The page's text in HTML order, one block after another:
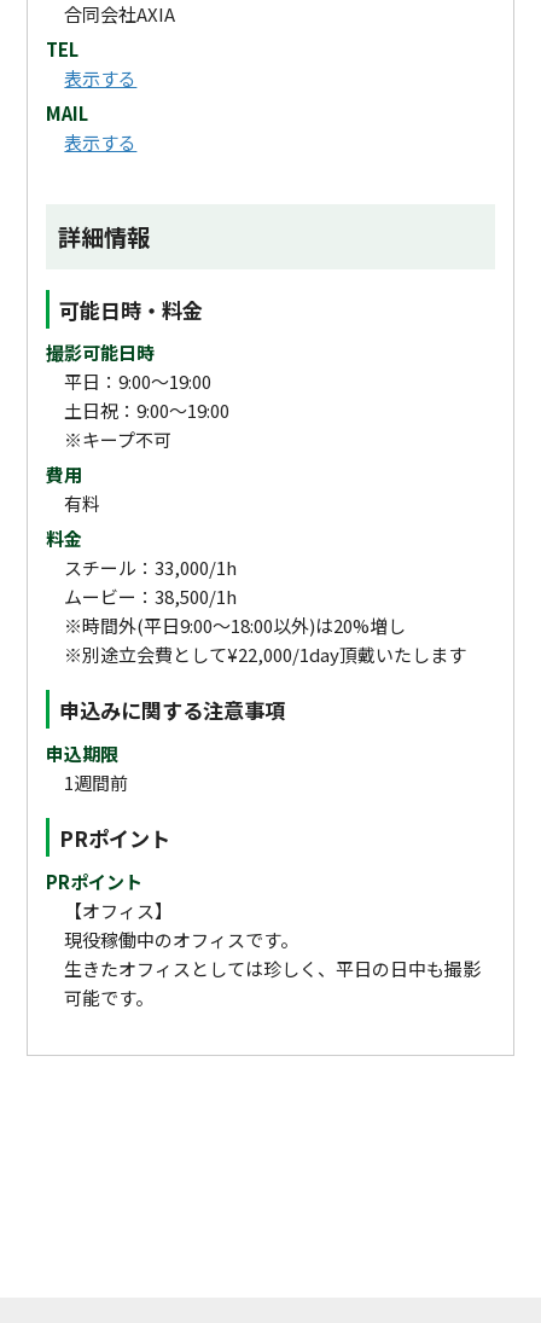
合同会社AXIA
TEL
表示する
MAIL
表示する
詳細情報
可能日時・料金
撮影可能日時
平日：9:00～19:00
土日祝：9:00～19:00
※キープ不可
費用
有料
料金
スチール：33,000/1h
ムービー：38,500/1h
※時間外(平日9:00〜18:00以外)は20%増し
※別途立会費として¥22,000/1day頂戴いたします
申込みに関する注意事項
申込期限
1週間前
PRポイント
PRポイント
【オフィス】
現役稼働中のオフィスです。
生きたオフィスとしては珍しく、平日の日中も撮影
可能です。